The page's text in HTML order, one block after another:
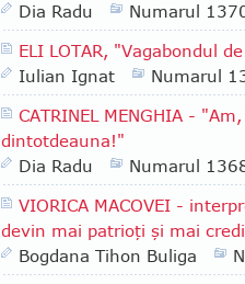
Dia Radu
Numarul
ELI LOTAR, "Vagabondul
Iulian Ignat
Numarul
CATRINEL MENGHIA -
dintotdeauna!"
Dia Radu
Numarul
VIORICA MACOVEI -
devin mai patrioţi şi mai
Bogdana Tihon Buliga